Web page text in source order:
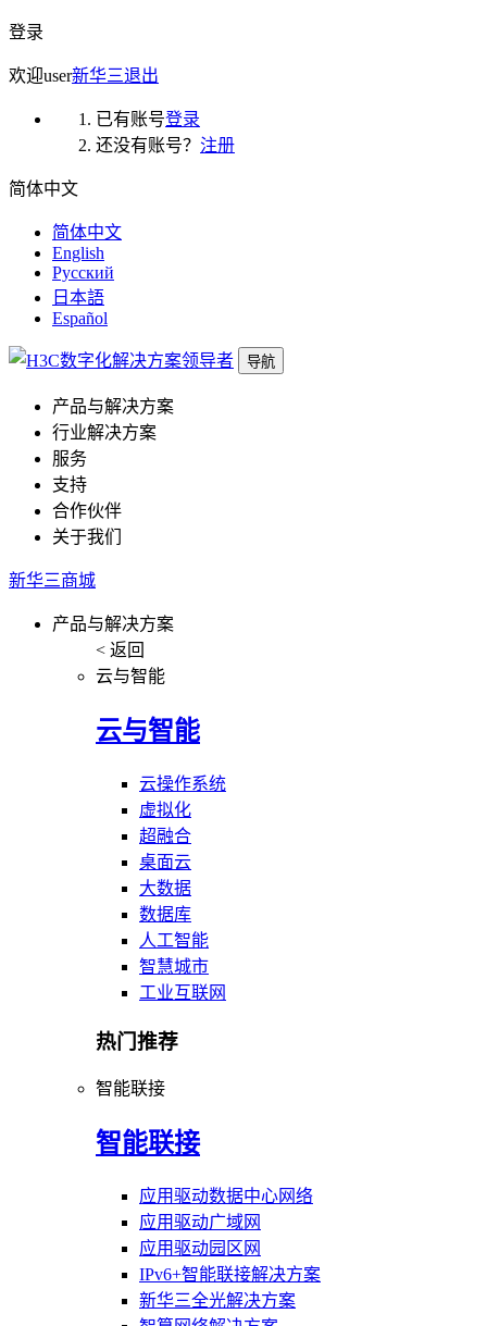
登录
欢迎user新华三退出
已有账号登录
还没有账号？ 注册
简体中文
简体中文
English
Русский
日本語
Español
导航
产品与解决方案
行业解决方案
服务
支持
合作伙伴
关于我们
新华三商城
产品与解决方案
< 返回
云与智能
云与智能
云操作系统
虚拟化
超融合
桌面云
大数据
数据库
人工智能
智慧城市
工业互联网
热门推荐
智能联接
智能联接
应用驱动数据中心网络
应用驱动广域网
应用驱动园区网
IPv6+智能联接解决方案
新华三全光解决方案